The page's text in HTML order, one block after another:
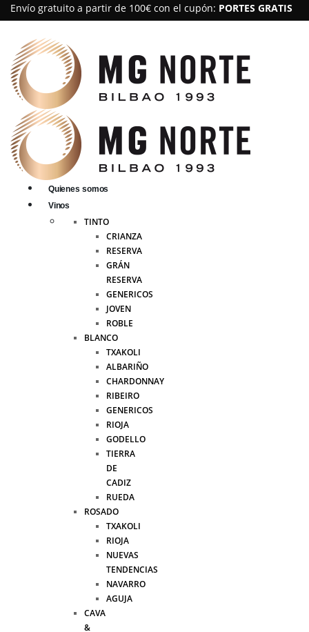
Envío gratuito a partir de 100€ con el cupón: PORTES GRATIS
Quienes somos
Vinos
TINTO
CRIANZA
RESERVA
GRÁN
RESERVA
GENERICOS
JOVEN
ROBLE
BLANCO
TXAKOLI
ALBARIÑO
CHARDONNAY
RIBEIRO
GENERICOS
RIOJA
GODELLO
TIERRA
DE
CADIZ
RUEDA
ROSADO
TXAKOLI
RIOJA
NUEVAS
TENDENCIAS
NAVARRO
AGUJA
CAVA
&